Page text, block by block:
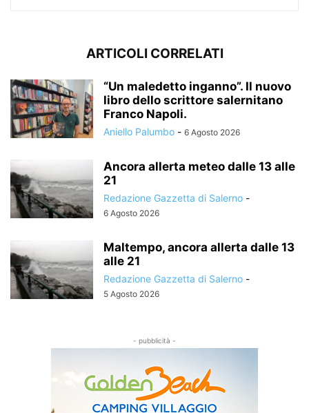
ARTICOLI CORRELATI
“Un maledetto inganno”. Il nuovo
libro dello scrittore salernitano
Franco Napoli.
Aniello Palumbo - 6 Agosto 2026
Ancora allerta meteo dalle 13 alle
21
Redazione Gazzetta di Salerno -
6 Agosto 2026
Maltempo, ancora allerta dalle 13
alle 21
Redazione Gazzetta di Salerno -
5 Agosto 2026
- pubblicità -